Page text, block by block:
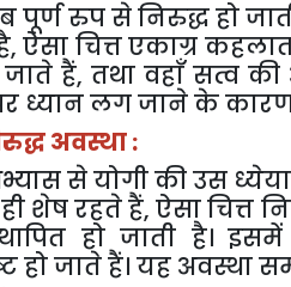
पूर्ण रुपसेनिरुद्धहो
,ऐसा चित्तएकाग्र
जाते हैं, तथा वहाँ सत्व की
ध्यानलगजानेके
अवस्था:
सेयोगीकीउस
ही शेषरहतेहैं,ऐसाचित्त
हो जाती है। इसमें
होजातेहैं। यह अवस्था